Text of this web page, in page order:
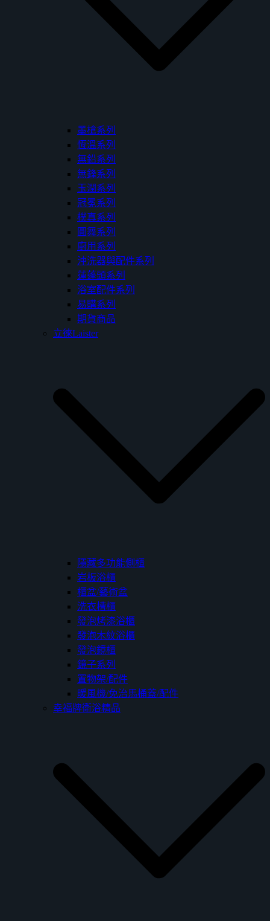
墨槍系列
恆溫系列
無鉛系列
無鋒系列
玉潤系列
冠冕系列
樸真系列
圓舞系列
廚用系列
沖洗器與配件系列
蓮蓬頭系列
浴室配件系列
易購系列
期貨商品
立徠Laister
隱藏多功能側櫃
岩板浴櫃
櫃盆/藝術盆
洗衣槽櫃
發泡烤漆浴櫃
發泡木紋浴櫃
發泡鏡櫃
鏡子系列
置物架/配件
暖風機/免治馬桶蓋/配件
幸福牌衛浴精品